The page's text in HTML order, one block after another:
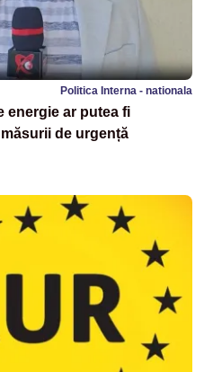
Politica Interna - nationala
energie ar putea fi
de urgență